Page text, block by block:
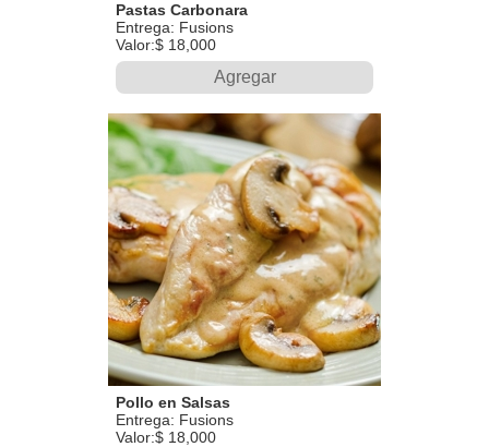
Pastas Carbonara
Entrega: Fusions
Valor:$ 18,000
Agregar
Pollo en Salsas
Entrega: Fusions
Valor:$ 18,000